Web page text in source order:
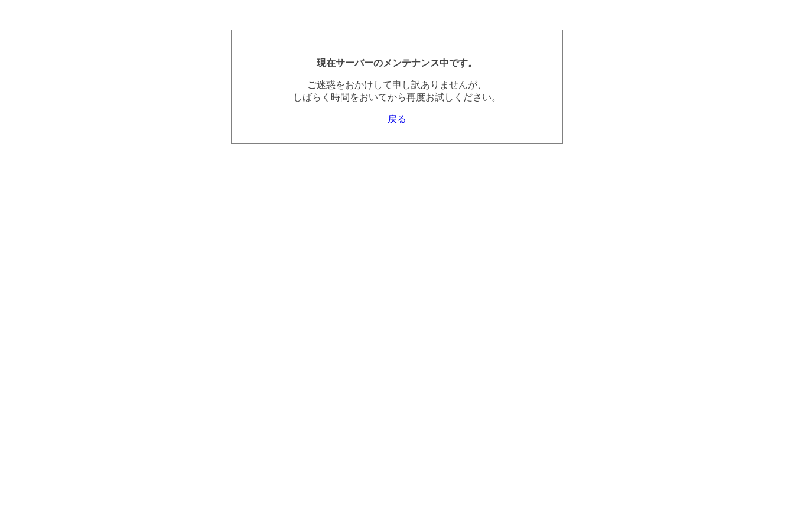
現在サーバーのメンテナンス中です。
ご迷惑をおかけして申し訳ありませんが、
しばらく時間をおいてから再度お試しください。
戻る